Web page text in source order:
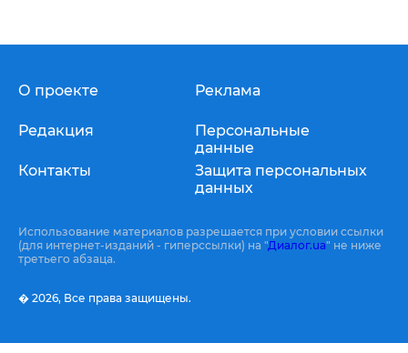
О проекте
Редакция
Контакты
Реклама
Персональные
данные
Защита персональных
данных
Использование материалов разрешается при условии ссылки
(для интернет-изданий - гиперссылки) на "Диалог.ua" не ниже
третьего абзаца.
� 2026, Все права защищены.